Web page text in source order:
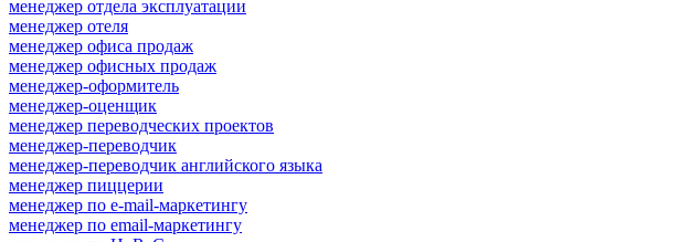
менеджер отдела эксплуатации
менеджер отеля
менеджер офиса продаж
менеджер офисных продаж
менеджер-оформитель
менеджер-оценщик
менеджер переводческих проектов
менеджер-переводчик
менеджер-переводчик английского языка
менеджер пиццерии
менеджер по e-mail-маркетингу
менеджер по email-маркетингу